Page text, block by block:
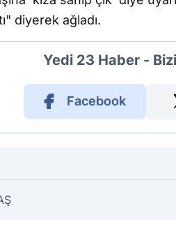
diyerek ağladı.
Yedi 23 Haber -
Facebook